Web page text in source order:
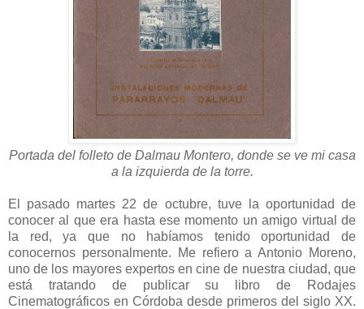
Portada del folleto de Dalmau Montero, donde se ve mi casa
a la izquierda de la torre.
El pasado martes 22 de octubre, tuve la oportunidad de
conocer al que era hasta ese momento un amigo virtual de
la red, ya que no habíamos tenido oportunidad de
conocernos personalmente. Me refiero a Antonio Moreno,
uno de los mayores expertos en cine de nuestra ciudad, que
está tratando de publicar su libro de Rodajes
Cinematográficos en Córdoba desde primeros del siglo XX.